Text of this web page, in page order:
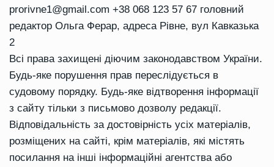
prorivne1@gmail.com +38 068 123 57 67 головний
редактор Ольга Ферар, адреса Рівне, вул Кавказька
2
Всі права захищені діючим законодавством України.
Будь-яке порушення прав переслідується в
судовому порядку. Будь-яке відтворення інформації
з сайту тільки з письмово дозволу редакції.
Відповідальність за достовірність усіх матеріалів,
розміщених на сайті, крім матеріалів, які містять
посилання на інші інформаційні агентства або